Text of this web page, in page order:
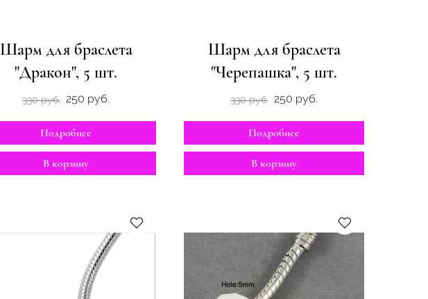
Шарм для браслета
"Дракон", 5 шт.
330 руб. 250 руб.
Подробнее
В корзину
Шарм для браслета
"Черепашка", 5 шт.
330 руб. 250 руб.
Подробнее
В корзину